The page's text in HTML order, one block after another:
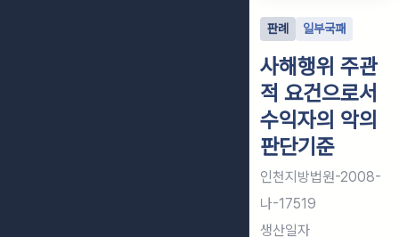
판례 일부국패
사해행위 주관
적 요건으로서
수익자의 악의
판단기준
인천지방법원-2008-
나-17519
생산일자